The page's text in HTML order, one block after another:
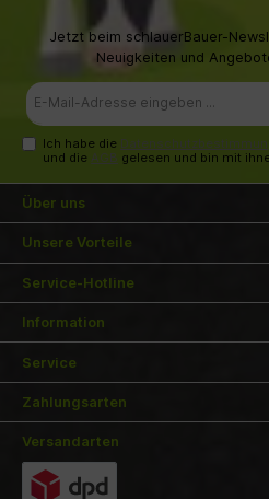
Jetzt beim schlauerBauer-
Neuigkeiten und
Mail-
Ich habe die
und die AGB gelesen und bin mit
Über uns
Unsere Vorteile
Service-Hotline
Information
Service
Zahlungsarten
Versandarten